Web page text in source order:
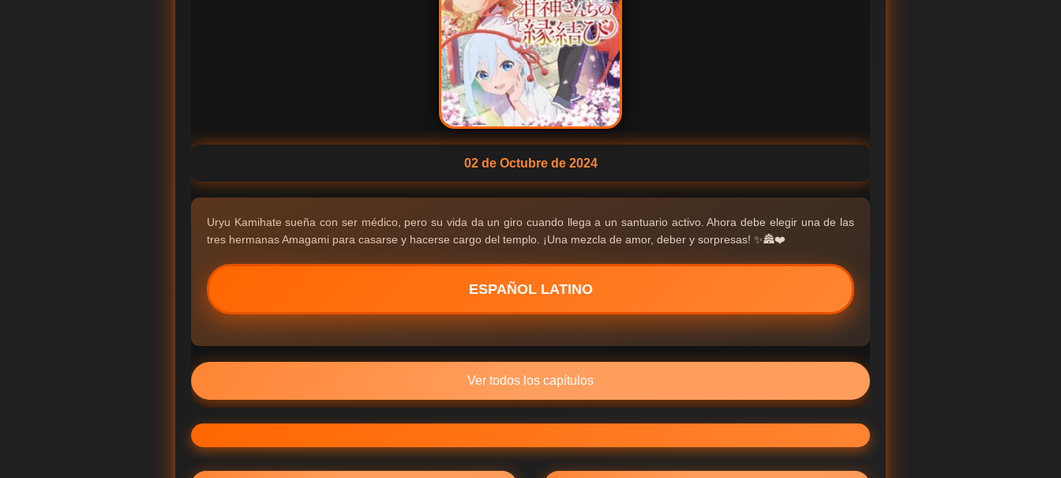
02 de Octubre de 2024
Uryu Kamihate sueña con ser médico, pero su vida da un giro cuando llega a un santuario activo. Ahora debe elegir una de las
tres hermanas Amagami para casarse y hacerse cargo del templo. ¡Una mezcla de amor, deber y sorpresas! ✨🏯❤️
ESPAÑOL LATINO
Ver todos los capítulos